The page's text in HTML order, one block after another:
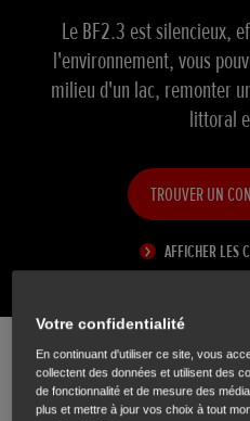
Le BF2.3 est silencieux,
l'environnement, vous
milieu d'un lac, remonter
littoral
TROUVER UN
AFFICHER LES
Petit
Votre confidentialité
En continuant d'utiliser ce site, vous
collectent des données et utilisent des
de fonctionnalité et de mesure des
plus et mettre à jour vos choix à tout